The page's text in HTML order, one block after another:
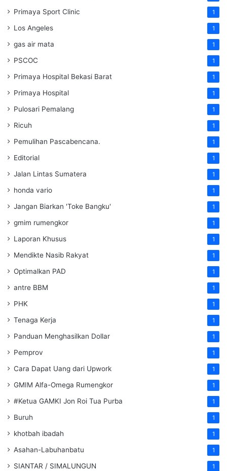
Primaya Sport Clinic 1
Los Angeles 1
gas air mata 1
PSCOC 1
Primaya Hospital Bekasi Barat 1
Primaya Hospital 1
Pulosari Pemalang 1
Ricuh 1
Pemulihan Pascabencana. 1
Editorial 1
Jalan Lintas Sumatera 1
honda vario 1
Jangan Biarkan 'Toke Bangku' 1
gmim rumengkor 1
Laporan Khusus 1
Mendikte Nasib Rakyat 1
Optimalkan PAD 1
antre BBM 1
PHK 1
Tenaga Kerja 1
Panduan Menghasilkan Dollar 1
Pemprov 1
Cara Dapat Uang dari Upwork 1
GMIM Alfa-Omega Rumengkor 1
#Ketua GAMKI Jon Roi Tua Purba 1
Buruh 1
khotbah ibadah 1
Asahan-Labuhanbatu 1
SIANTAR / SIMALUNGUN 1